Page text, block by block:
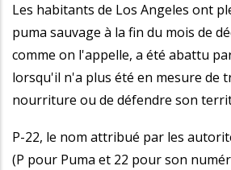
Les habitants de Los Angeles ont
puma sauvage à la fin du mois de
comme on l'appelle, a été abattu
lorsqu'il n'a plus été en mesure de
nourriture ou de défendre son
P-22, le nom attribué par les
(P pour Puma et 22 pour son